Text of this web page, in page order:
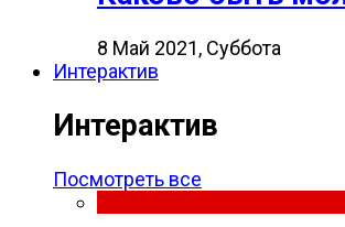
8 Май 2021, Суббота
Интерактив
Интерактив
Посмотреть все